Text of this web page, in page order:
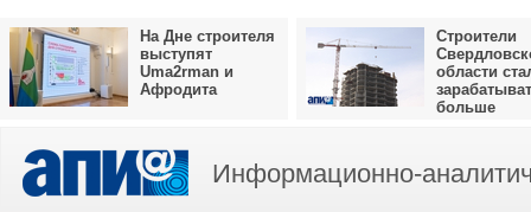
На Дне строителя
выступят
Uma2rman и
Афродита
Строители
области
больше
Информационно-